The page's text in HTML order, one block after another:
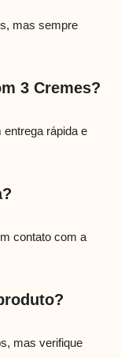
mas sempre
3 Cremes?
rápida e
contato com a
mas verifique